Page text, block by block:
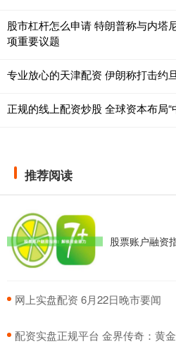
股市杠杆怎么申请 特朗普称与内塔
项重要议题
专业放心的天津配资 伊朗称打击约
正规的线上配资炒股 全球资本布局“
推荐阅读
股票账户融资
​网上实盘配资 6月22日晚市要闻
配资实盘正规平台 金界传奇：黄